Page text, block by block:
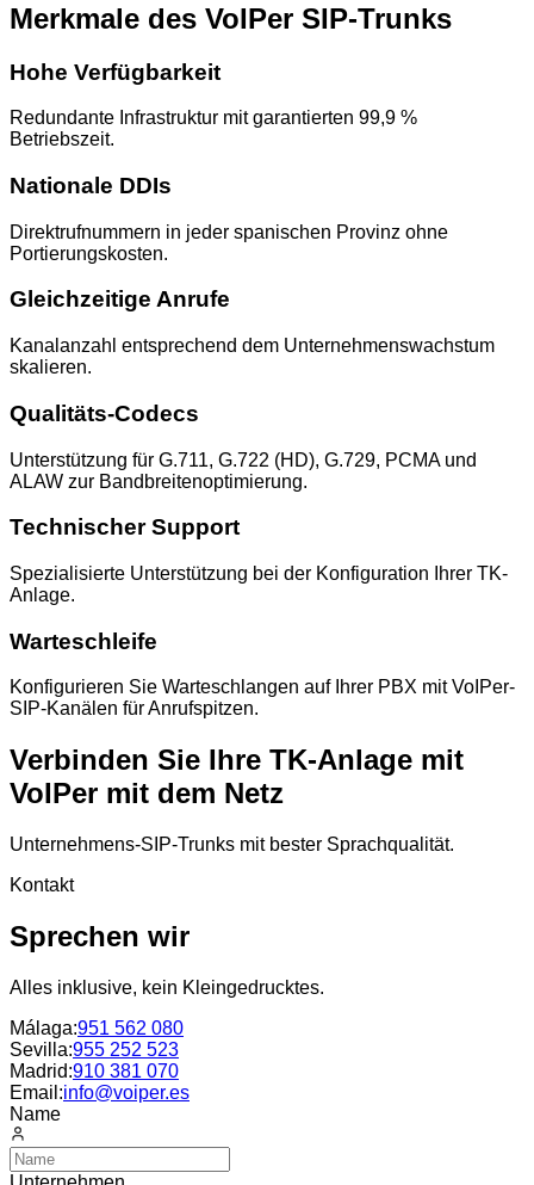
Merkmale des VoIPer SIP-Trunks
Hohe Verfügbarkeit
Redundante Infrastruktur mit garantierten 99,9 %
Betriebszeit.
Nationale DDIs
Direktrufnummern in jeder spanischen Provinz ohne
Portierungskosten.
Gleichzeitige Anrufe
Kanalanzahl entsprechend dem Unternehmenswachstum
skalieren.
Qualitäts-Codecs
Unterstützung für G.711, G.722 (HD), G.729, PCMA und
ALAW zur Bandbreitenoptimierung.
Technischer Support
Spezialisierte Unterstützung bei der Konfiguration Ihrer TK-
Anlage.
Warteschleife
Konfigurieren Sie Warteschlangen auf Ihrer PBX mit VoIPer-
SIP-Kanälen für Anrufspitzen.
Verbinden Sie Ihre TK-Anlage mit
VoIPer mit dem Netz
Unternehmens-SIP-Trunks mit bester Sprachqualität.
Kontakt
Sprechen wir
Alles inklusive, kein Kleingedrucktes.
Málaga:951 562 080
Sevilla:955 252 523
Madrid:910 381 070
Email:info@voiper.es
Name